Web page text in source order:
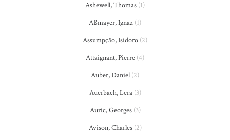
Ashewell, Thomas (1)
Aßmayer, Ignaz (1)
Assumpção, Isidoro (2)
Attaignant, Pierre (4)
Auber, Daniel (2)
Auerbach, Lera(3)
Auric, Georges(3)
Avison, Charles(2)